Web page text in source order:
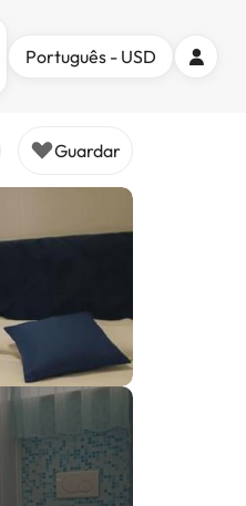
Português - USD
Guardar